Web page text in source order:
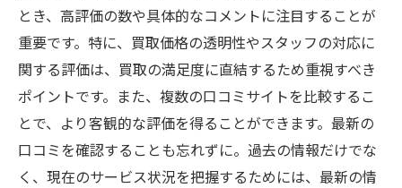
とき、高評価の数や具体的なコメントに注目することが
重要です。特に、買取価格の透明性やスタッフの対応に
関する評価は、買取の満足度に直結するため重視すべき
ポイントです。また、複数の口コミサイトを比較するこ
とで、より客観的な評価を得ることができます。最新の
口コミを確認することも忘れずに。過去の情報だけでな
く、現在のサービス状況を把握するためには、最新の情